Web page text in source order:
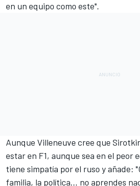
en un equipo como este".
Aunque Villeneuve cree que
estar en F1, aunque sea en el peor
tiene simpatía por el ruso y añade:
familia, la política... no aprendes